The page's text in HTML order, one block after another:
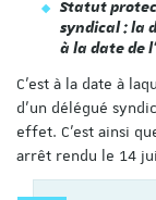
Statut
syndical : la
à la date de
C’est à la date à
d’un délégué
effet. C’est ainsi
arrêt rendu le 14